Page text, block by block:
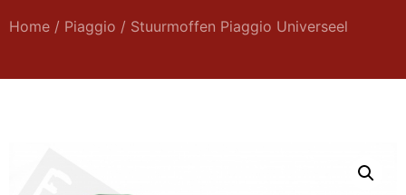
Home / Piaggio / Stuurmoffen Piaggio Universeel